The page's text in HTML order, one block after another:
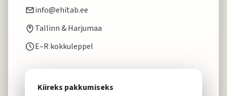
info@ehitab.ee
Tallinn & Harjumaa
E–R kokkuleppel
Kiireks pakkumiseks